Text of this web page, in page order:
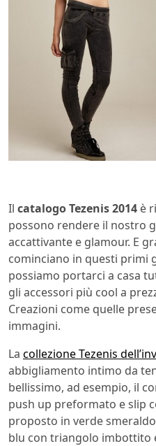
Il catalogo Tezenis 2014 è
possono rendere il nostro
accattivante e glamour. E
cominciano in questi primi
possiamo portarci a casa
gli accessori più cool a
Creazioni come quelle
immagini.
La collezione Tezenis
abbigliamento intimo da
bellissimo, ad esempio, il
push up preformato e slip
proposto in verde
blu con triangolo imbottito